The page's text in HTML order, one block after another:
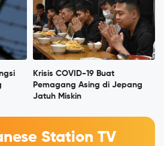
Krisis COVID-19 Buat
Pemagang Asing di Jepang
Jatuh Miskin
Station TV